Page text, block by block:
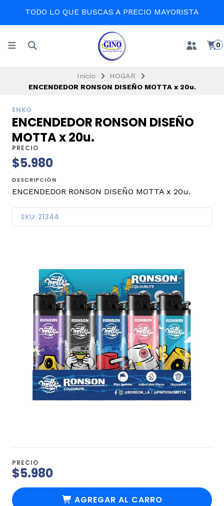
TODO LO QUE BUSCAS A PRECIO MAYORISTA
0
Inicio
HOGAR
ENCENDEDOR RONSON DISEÑO MOTTA x 20u.
ENKO
ENCENDEDOR RONSON DISEÑO
MOTTA x 20u.
PRECIO
$5.980
DESCRIPCIÓN
ENCENDEDOR RONSON DISEÑO MOTTA x 20u.
SKU: 21344
PRECIO
$5.980
AGREGAR AL CARRO